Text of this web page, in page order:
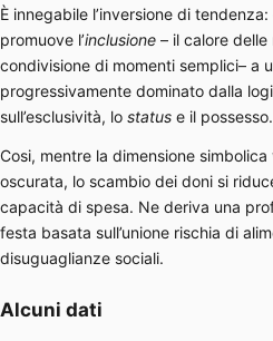
È innegabile l’inversione di
promuove l’inclusione – il calore
condivisione di momenti semplici– a
progressivamente dominato dalla
sull’esclusività, lo status e il possesso.
Cosi, mentre la dimensione
oscurata, lo scambio dei doni si
capacità di spesa. Ne deriva una
festa basata sull’unione rischia di
disuguaglianze sociali.
Alcuni dati